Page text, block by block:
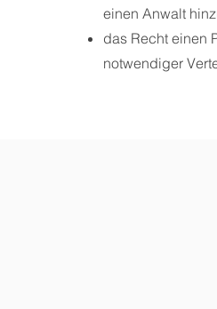
einen Anwalt
das Recht einen
notwendiger